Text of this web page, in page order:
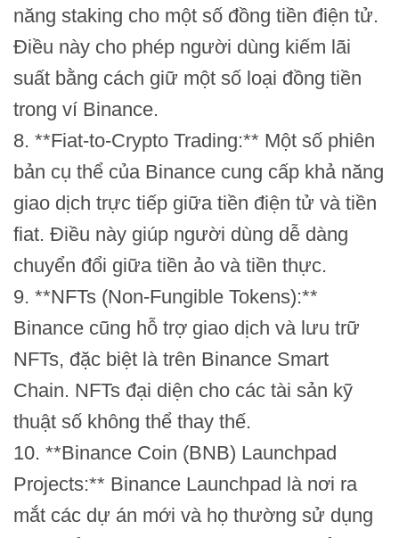
năng staking cho một số đồng tiền điện tử.
Điều này cho phép người dùng kiếm lãi
suất bằng cách giữ một số loại đồng tiền
trong ví Binance.
8. **Fiat-to-Crypto Trading:** Một số phiên
bản cụ thể của Binance cung cấp khả năng
giao dịch trực tiếp giữa tiền điện tử và tiền
fiat. Điều này giúp người dùng dễ dàng
chuyển đổi giữa tiền ảo và tiền thực.
9. **NFTs (Non-Fungible Tokens):**
Binance cũng hỗ trợ giao dịch và lưu trữ
NFTs, đặc biệt là trên Binance Smart
Chain. NFTs đại diện cho các tài sản kỹ
thuật số không thể thay thế.
10. **Binance Coin (BNB) Launchpad
Projects:** Binance Launchpad là nơi ra
mắt các dự án mới và họ thường sử dụng